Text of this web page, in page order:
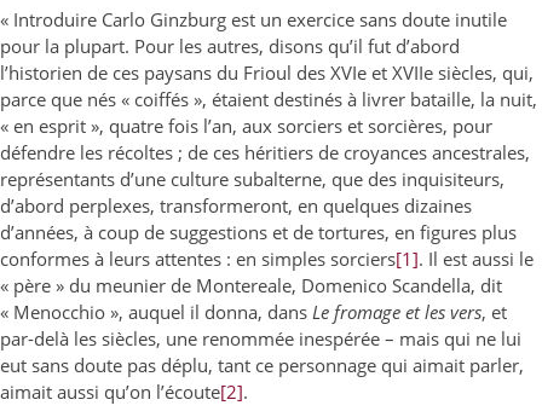
« Introduire Carlo Ginzburg est un exercice sans doute inutile
pour la plupart. Pour les autres, disons qu’il fut d’abord
l’historien de ces paysans du Frioul des XVIe et XVIIe siècles, qui,
parce que nés « coiffés », étaient destinés à livrer bataille, la nuit,
« en esprit », quatre fois l’an, aux sorciers et sorcières, pour
défendre les récoltes ; de ces héritiers de croyances ancestrales,
représentants d’une culture subalterne, que des inquisiteurs,
d’abord perplexes, transformeront, en quelques dizaines
d’années, à coup de suggestions et de tortures, en figures plus
conformes à leurs attentes : en simples sorciers[1]. Il est aussi le
« père » du meunier de Montereale, Domenico Scandella, dit
« Menocchio », auquel il donna, dans Le fromage et les vers, et
par-delà les siècles, une renommée inespérée – mais qui ne lui
eut sans doute pas déplu, tant ce personnage qui aimait parler,
aimait aussi qu’on l’écoute[2].